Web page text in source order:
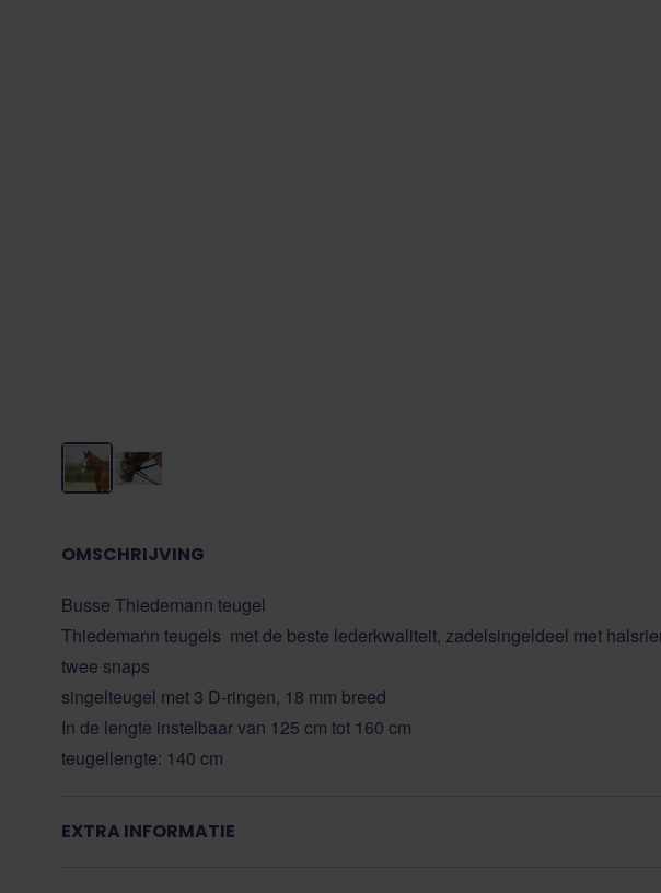
OMSCHRIJVING
Busse Thiedemann teugel
Thiedemann teugels met de beste lederkwaliteit, zadelsingeldeel met
twee snaps
singelteugel met 3 D-ringen, 18 mm breed
In de lengte instelbaar van 125 cm tot 160 cm
teugellengte: 140 cm
EXTRA INFORMATIE